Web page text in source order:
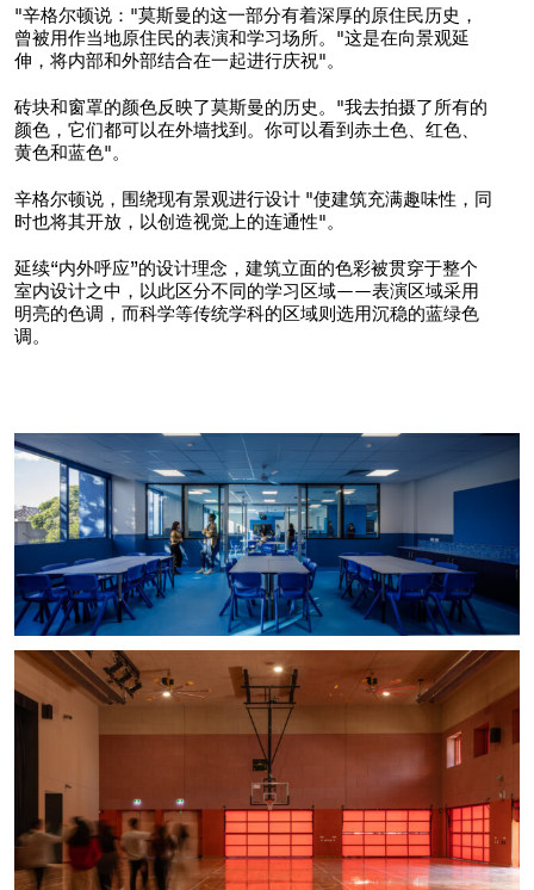
"辛格尔顿说："莫斯曼的这一部分有着深厚的原住民历史，
曾被用作当地原住民的表演和学习场所。"这是在向景观延
伸，将内部和外部结合在一起进行庆祝"。
砖块和窗罩的颜色反映了莫斯曼的历史。"我去拍摄了所有的
颜色，它们都可以在外墙找到。你可以看到赤土色、红色、
黄色和蓝色"。
辛格尔顿说，围绕现有景观进行设计 "使建筑充满趣味性，同
时也将其开放，以创造视觉上的连通性"。
延续“内外呼应”的设计理念，建筑立面的色彩被贯穿于整个
室内设计之中，以此区分不同的学习区域——表演区域采用
明亮的色调，而科学等传统学科的区域则选用沉稳的蓝绿色
调。